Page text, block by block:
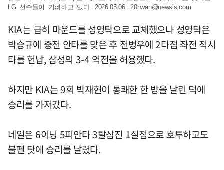
LG 선수들이 기뻐하고 있다. 2026.05.06. 20hwan@newsis.com
KIA는 급히 마운드를 성영탁으로 교체했으나 성영탁은
박승규에 중전 안타를 맞은 후 전병우에 2타점 좌전 적시
타를 헌납, 삼성의 3-4 역전을 허용했다.
하지만 KIA는 9회 박재현이 통쾌한 한 방을 날린 덕에
승리를 가져갔다.
네일은 6이닝 5피안타 3탈삼진 1실점으로 호투하고도
불펜 탓에 승리를 날렸다.